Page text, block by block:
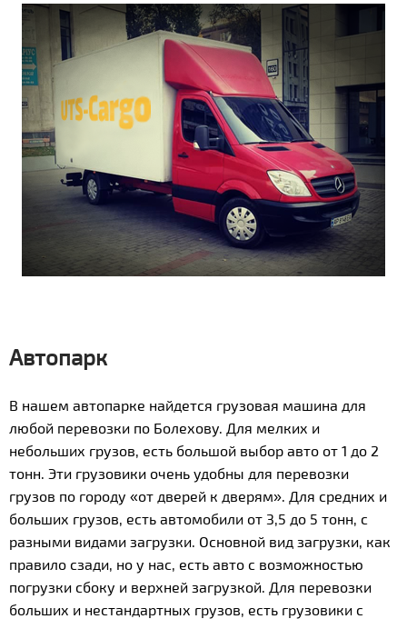
Автопарк
В нашем автопарке найдется грузовая машина для
любой перевозки по Болехову. Для мелких и
небольших грузов, есть большой выбор авто от 1 до 2
тонн. Эти грузовики очень удобны для перевозки
грузов по городу «от дверей к дверям». Для средних и
больших грузов, есть автомобили от 3,5 до 5 тонн, с
разными видами загрузки. Основной вид загрузки, как
правило сзади, но у нас, есть авто с возможностью
погрузки сбоку и верхней загрузкой. Для перевозки
больших и нестандартных грузов, есть грузовики с